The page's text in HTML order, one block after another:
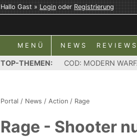
Hallo Gast »LoginoderRegistrierung
MENÜ NEWS REVIEWS
TOP-THEMEN: COD: MODERN
Portal / News / Action / Rage
Rage - Shooter